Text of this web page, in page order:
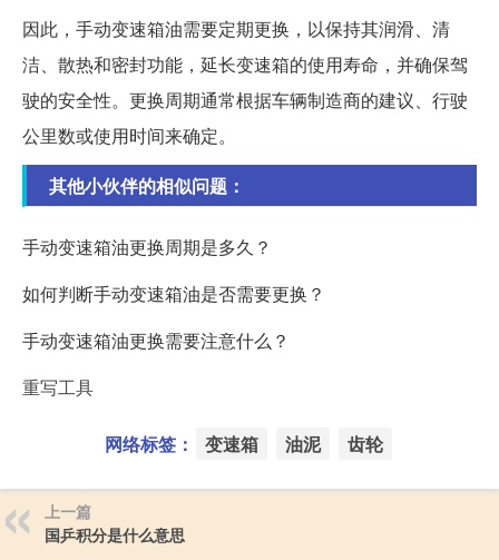
因此，手动变速箱油需要定期更换，以保持其润滑、清
洁、散热和密封功能，延长变速箱的使用寿命，并确保驾
驶的安全性。更换周期通常根据车辆制造商的建议、行驶
公里数或使用时间来确定。
其他小伙伴的相似问题：
手动变速箱油更换周期是多久？
如何判断手动变速箱油是否需要更换？
手动变速箱油更换需要注意什么？
重写工具
网络标签： 变速箱 油泥 齿轮
上一篇
国乒积分是什么意思